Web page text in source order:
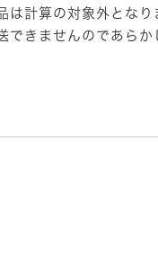
は計算の対象外となり
きませんのであらか